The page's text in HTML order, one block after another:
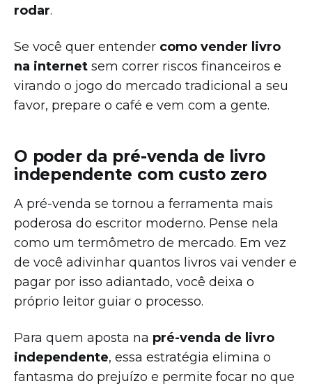
rodar.
Se você quer entender como vender livro
na internet sem correr riscos financeiros e
virando o jogo do mercado tradicional a seu
favor, prepare o café e vem com a gente.
O poder da pré-venda de livro
independente com custo zero
A pré-venda se tornou a ferramenta mais
poderosa do escritor moderno. Pense nela
como um termômetro de mercado. Em vez
de você adivinhar quantos livros vai vender e
pagar por isso adiantado, você deixa o
próprio leitor guiar o processo.
Para quem aposta na pré-venda de livro
independente, essa estratégia elimina o
fantasma do prejuízo e permite focar no que